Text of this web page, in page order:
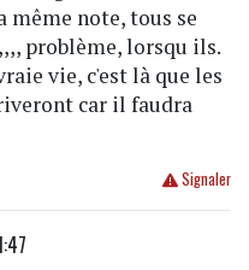
note, tous se
problème, lorsqu ils.
vie, c'est là que les
car il faudra
Signaler